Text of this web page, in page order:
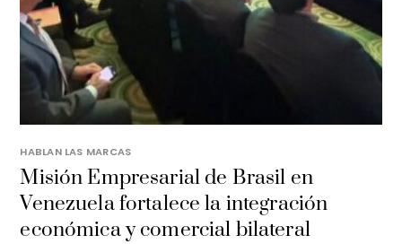
HABLAN LAS MARCAS
Misión Empresarial de Brasil en
Venezuela fortalece la integración
económica y comercial bilateral